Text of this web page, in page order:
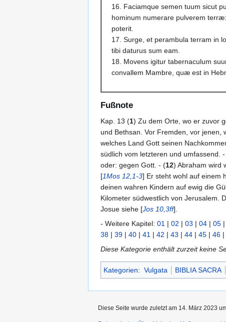
16. Faciamque semen tuum sicut
hominum numerare pulverem
poterit.
17. Surge, et perambula terram in
tibi daturus sum eam.
18. Movens igitur tabernaculum
convallem Mambre, quæ est in
Fußnote
Kap. 13 (1) Zu dem Orte, wo er zuvor
und Bethsan. Vor Fremden, vor jenen,
welches Land Gott seinen
südlich vom letzteren und umfassend.
oder: gegen Gott. - (12) Abraham wird
[1Mos 12,1-3] Er steht wohl auf einem
deinen wahren Kindern auf ewig die
Kilometer südwestlich von Jerusalem.
Josue siehe [Jos 10,3ff].
- Weitere Kapitel: 01 | 02 | 03 | 04 | 05 |
38 | 39 | 40 | 41 | 42 | 43 | 44 | 45 | 46 |
Diese Kategorie enthält zurzeit keine
Kategorien: Vulgata BIBLIA SACRA
Diese Seite wurde zuletzt am 14. März 2023